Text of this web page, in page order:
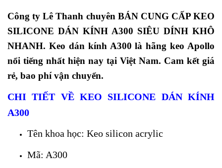
Công ty Lê Thanh chuyên BÁN CUNG CẤP KEO
SILICONE DÁN KÍNH A300 SIÊU DÍNH KHÔ
NHANH. Keo dán kính A300 là hãng keo Apollo
nổi tiếng nhất hiện nay tại Việt Nam. Cam kết giá
rẻ, bao phí vận chuyển.
CHI TIẾT VỀ KEO SILICONE DÁN KÍNH
A300
Tên khoa học: Keo silicon acrylic
Mã: A300